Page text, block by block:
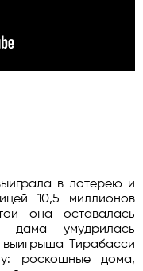
в лотерею и
10,5 миллионов
она оставалась
умудрилась
Тирабасси
роскошные дома,